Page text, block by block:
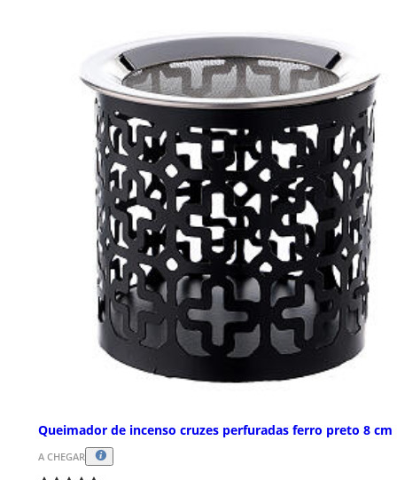
Queimador de incenso cruzes perfuradas ferro preto 8 cm
A CHEGAR